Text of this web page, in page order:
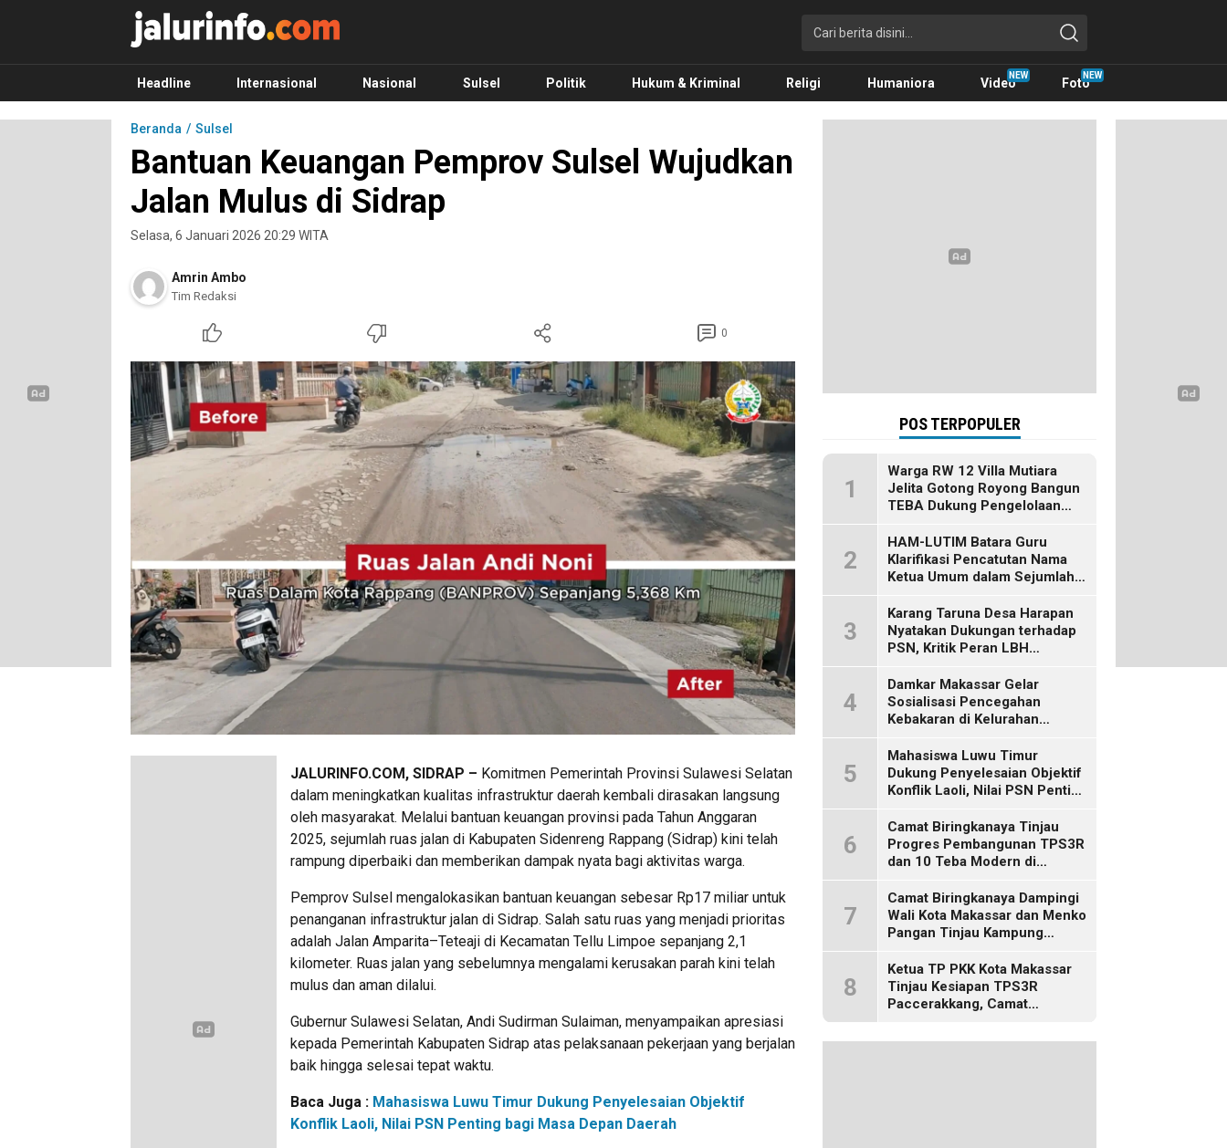
Info Terbaru, Berita Terkini Hari Ini, Jalurinfo.com
Terkini, Akurat dan Terpercaya
Headline Internasional Nasional Sulsel Politik Hukum & Kriminal Religi Humaniora Video Foto
Beranda Sulsel
Bantuan Keuangan Pemprov Sulsel Wujudkan
Jalan Mulus di Sidrap
Selasa, 6 Januari 2026 20:29 WITA
Amrin Ambo
Tim Redaksi
0
JALURINFO.COM, SIDRAP – Komitmen Pemerintah Provinsi Sulawesi Selatan
dalam meningkatkan kualitas infrastruktur daerah kembali dirasakan langsung
oleh masyarakat. Melalui bantuan keuangan provinsi pada Tahun Anggaran
2025, sejumlah ruas jalan di Kabupaten Sidenreng Rappang (Sidrap) kini telah
rampung diperbaiki dan memberikan dampak nyata bagi aktivitas warga.
Pemprov Sulsel mengalokasikan bantuan keuangan sebesar Rp17 miliar untuk
penanganan infrastruktur jalan di Sidrap. Salah satu ruas yang menjadi prioritas
adalah Jalan Amparita–Teteaji di Kecamatan Tellu Limpoe sepanjang 2,1
kilometer. Ruas jalan yang sebelumnya mengalami kerusakan parah kini telah
mulus dan aman dilalui.
Gubernur Sulawesi Selatan, Andi Sudirman Sulaiman, menyampaikan apresiasi
kepada Pemerintah Kabupaten Sidrap atas pelaksanaan pekerjaan yang berjalan
baik hingga selesai tepat waktu.
Baca Juga : Mahasiswa Luwu Timur Dukung Penyelesaian Objektif
Konflik Laoli, Nilai PSN Penting bagi Masa Depan Daerah
POS TERPOPULER
1
Warga RW 12 Villa Mutiara
Jelita Gotong Royong Bangun
TEBA Dukung Pengelolaan
2
HAM-LUTIM Batara Guru
Klarifikasi Pencatutan Nama
Ketua Umum dalam Sejumlah
3
Karang Taruna Desa Harapan
Nyatakan Dukungan terhadap
PSN, Kritik Peran LBH
4
Damkar Makassar Gelar
Sosialisasi Pencegahan
Kebakaran di Kelurahan
5
Mahasiswa Luwu Timur
Dukung Penyelesaian Objektif
Konflik Laoli, Nilai PSN Penting
6
Camat Biringkanaya Tinjau
Progres Pembangunan TPS3R
dan 10 Teba Modern di
7
Camat Biringkanaya Dampingi
Wali Kota Makassar dan Menko
Pangan Tinjau Kampung
8
Ketua TP PKK Kota Makassar
Tinjau Kesiapan TPS3R
Paccerakkang, Camat